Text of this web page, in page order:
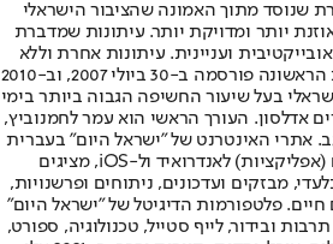
שנוסד מתוך האמונה שהציבור הישראלי
יותר ומדויקת יותר. עיתונות שמדברת
ועניינית. עיתונות אחרת וללא
תשלום. המהדורה המודפסת הראשונה פורסמה ב-30 ביולי 2007, וב-2010
בעל שיעור החשיפה הגבוה ביותר בימי
אדלסון. העורך הראשי הוא עמר לחמנוביץ,
אתרי האינטרנט של "ישראל היום" בעברית
ובאנגלית, כמו כן היישומונים (אפליקציות) לאנדרואיד ול-iOS, מציגים
מבזקים ועדכונים, ניתוחים ופרשנויות,
חיים. פלטפורמות הדיגיטל של "ישראל היום"
ובידור, לייף סטייל, טכנולוגיה, ספורט,